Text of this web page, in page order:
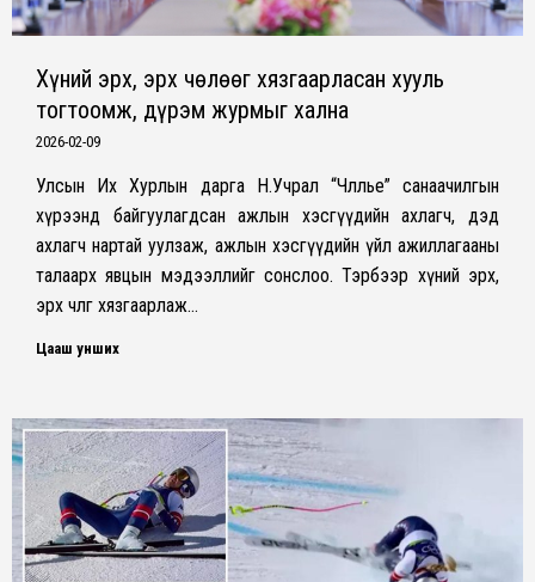
Хүний эрх, эрх чөлөөг хязгаарласан хууль
тогтоомж, дүрэм журмыг хална
2026-02-09
Улсын Их Хурлын дарга Н.Учрал “Чөлөөлье” санаачилгын
хүрээнд байгуулагдсан ажлын хэсгүүдийн ахлагч, дэд
ахлагч нартай уулзаж, ажлын хэсгүүдийн үйл ажиллагааны
талаарх явцын мэдээллийг сонслоо. Тэрбээр хүний эрх,
эрх чөлөөг хязгаарлаж…
Цааш унших